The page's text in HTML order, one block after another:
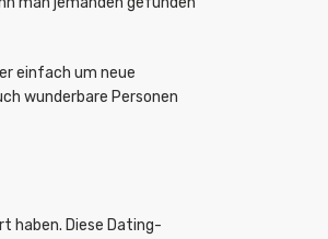
einfach um neue
wunderbare Personen
haben. Diese Dating-